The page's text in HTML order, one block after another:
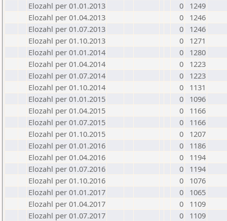
Elozahl per 01.01.2013
0
1249
Elozahl per 01.04.2013
0
1246
Elozahl per 01.07.2013
0
1246
Elozahl per 01.10.2013
0
1271
Elozahl per 01.01.2014
0
1280
Elozahl per 01.04.2014
0
1223
Elozahl per 01.07.2014
0
1223
Elozahl per 01.10.2014
0
1131
Elozahl per 01.01.2015
0
1096
Elozahl per 01.04.2015
0
1166
Elozahl per 01.07.2015
0
1166
Elozahl per 01.10.2015
0
1207
Elozahl per 01.01.2016
0
1186
Elozahl per 01.04.2016
0
1194
Elozahl per 01.07.2016
0
1194
Elozahl per 01.10.2016
0
1076
Elozahl per 01.01.2017
0
1065
Elozahl per 01.04.2017
0
1109
Elozahl per 01.07.2017
0
1109